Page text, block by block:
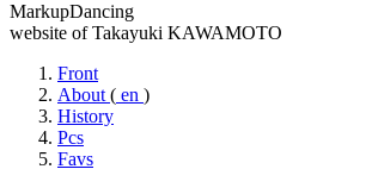
MarkupDancing
website of Takayuki KAWAMOTO
Front
About ( en )
History
Pcs
Favs